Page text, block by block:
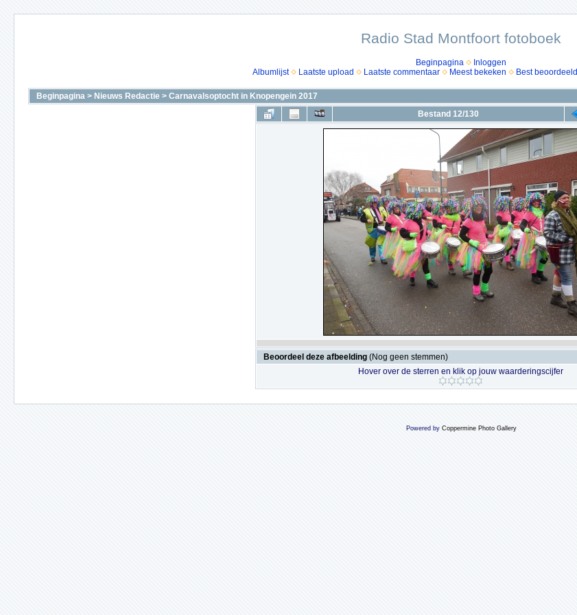
Radio Stad Montfoort fotoboek
Beginpagina
Inloggen
Albumlijst
Laatste upload Laatste commentaar Meest bekeken Best beoordeeld
Beginpagina > Nieuws Redactie > Carnavalsoptocht in Knopengein 2017
Bestand 12/130
Beoordeel deze afbeelding (Nog geen stemmen)
Hover over de sterren en klik op jouw waarderingscijfer
Powered by Coppermine Photo Gallery